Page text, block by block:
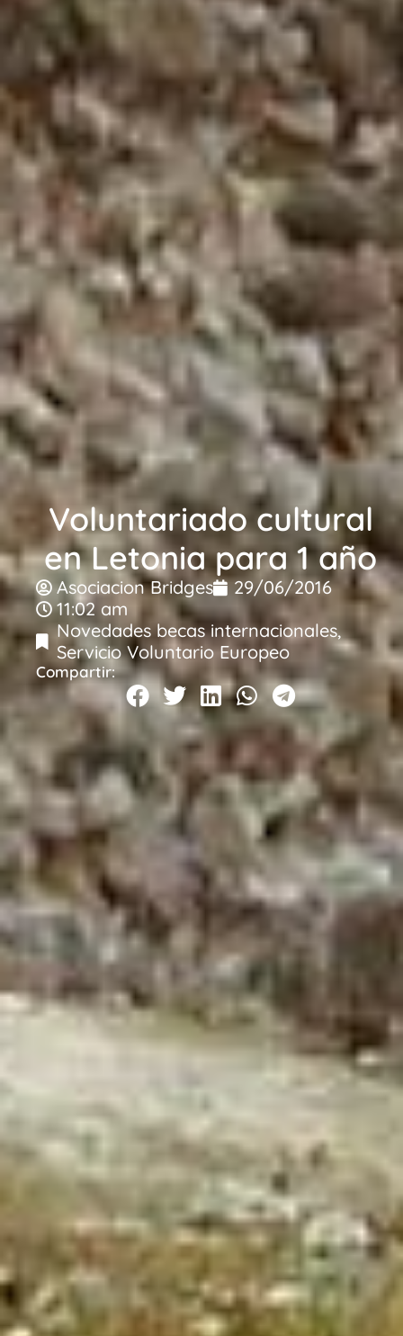
Voluntariado cultural
en Letonia para 1 año
Asociacion Bridges
29/06/2016
11:02 am
Novedades becas internacionales,
Servicio Voluntario Europeo
Compartir: